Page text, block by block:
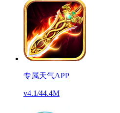
专属天气APP
v4.1/44.4M